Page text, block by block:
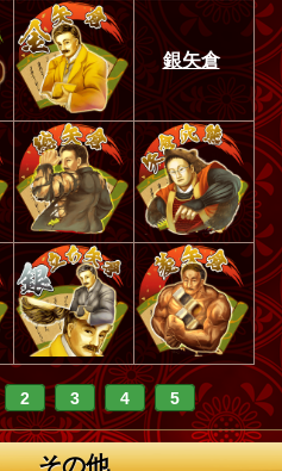
銀矢倉
2 3 4 5
その他